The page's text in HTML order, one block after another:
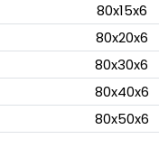
80x15x6
80x20x6
80x30x6
80x40x6
80x50x6